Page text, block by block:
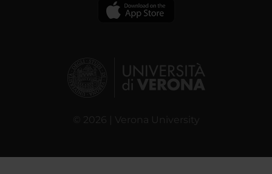
© 2026 | Verona University